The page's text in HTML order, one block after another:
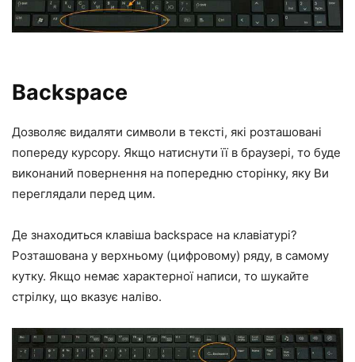
Backspace
Дозволяє видаляти символи в тексті, які розташовані
попереду курсору. Якщо натиснути її в браузері, то буде
виконаний повернення на попередню сторінку, яку Ви
переглядали перед цим.
Де знаходиться клавіша backspace на клавіатурі?
Розташована у верхньому (цифровому) ряду, в самому
кутку. Якщо немає характерної написи, то шукайте
стрілку, що вказує наліво.